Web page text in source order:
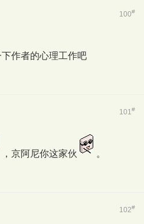
100#
作者的心理工作吧
101#
，京阿尼你这家伙 。
102#